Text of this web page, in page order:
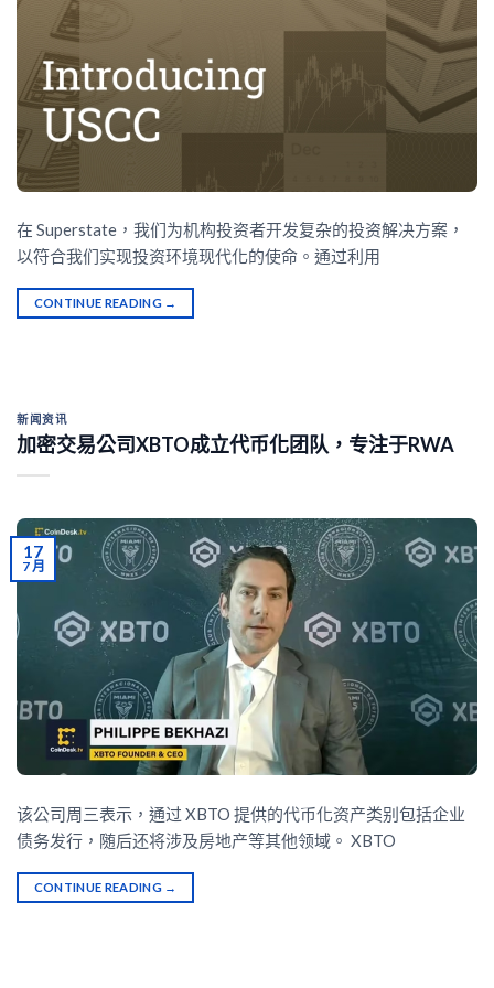
在 Superstate，我们为机构投资者开发复杂的投资解决方案，
以符合我们实现投资环境现代化的使命。通过利用
CONTINUE READING →
新闻资讯
加密交易公司XBTO成立代币化团队，专注于RWA
17
7 月
该公司周三表示，通过 XBTO 提供的代币化资产类别包括企业
债务发行，随后还将涉及房地产等其他领域。 XBTO
CONTINUE READING →